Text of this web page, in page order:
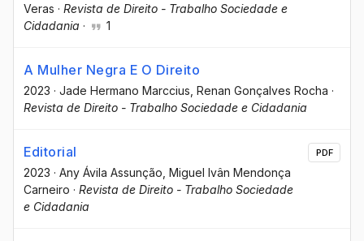
Veras · Revista de Direito - Trabalho Sociedade e
Cidadania · 1
A Mulher Negra E O Direito
2023 · Jade Hermano Marccius , Renan Gonçalves Rocha ·
Revista de Direito - Trabalho Sociedade e Cidadania
Editorial
2023 · Any Ávila Assunção , Miguel Ivân Mendonça
Carneiro · Revista de Direito - Trabalho Sociedade
e Cidadania
PDF